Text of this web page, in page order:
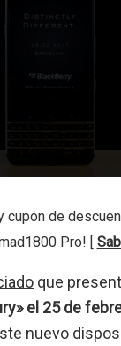
cupón de
Pro! [
que
el 25 de
nuevo